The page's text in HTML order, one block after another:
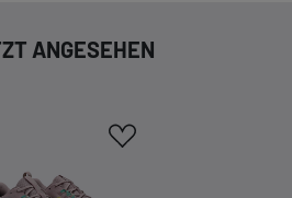
anzeigen
ANGESEHEN